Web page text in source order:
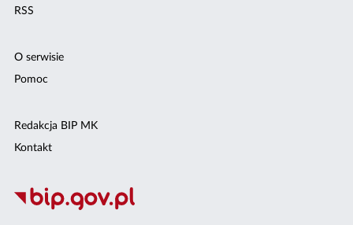
RSS
O serwisie
Pomoc
Redakcja BIP MK
Kontakt